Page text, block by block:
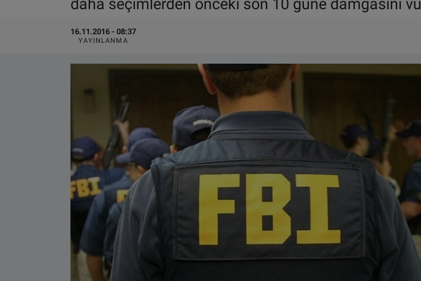
daha seçimlerden önceki son 10 güne damgasını vu
16.11.2016 - 08:37
YAYINLANMA